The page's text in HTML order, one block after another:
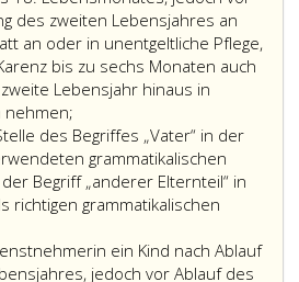
Tag
der
Annahme
an
Kindes
Statt
oder
der
Übernahme
unentgeltliche
Pflege
ihre
Karenz
nach
den
Paragraphen
15,
und 15a
unmittelbar
ab
Tag
der
des zweiten Lebensjahres an
an oder in unentgeltliche Pflege,
bis zu sechs Monaten auch
Lebensjahr hinaus in
nehmen;
des Begriffes „Vater“ in der
grammatikalischen
Begriff „anderer Elternteil“ in
richtigen grammatikalischen
ein Kind nach Ablauf
jedoch vor Ablauf des